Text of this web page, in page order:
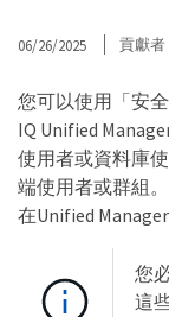
06/26/2025 貢獻者
您可以使用「安
IQ Unified
使用者或資料庫
端使用者或群組
在Unified
您
這